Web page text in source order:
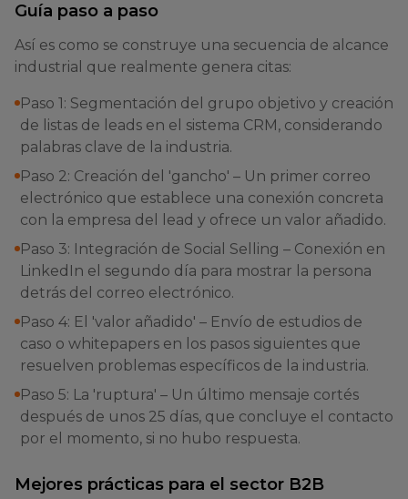
Guía paso a paso
Así es como se construye una secuencia de alcance
industrial que realmente genera citas:
Paso 1: Segmentación del grupo objetivo y creación
de listas de leads en el sistema CRM, considerando
palabras clave de la industria.
Paso 2: Creación del 'gancho' – Un primer correo
electrónico que establece una conexión concreta
con la empresa del lead y ofrece un valor añadido.
Paso 3: Integración de Social Selling – Conexión en
LinkedIn el segundo día para mostrar la persona
detrás del correo electrónico.
Paso 4: El 'valor añadido' – Envío de estudios de
caso o whitepapers en los pasos siguientes que
resuelven problemas específicos de la industria.
Paso 5: La 'ruptura' – Un último mensaje cortés
después de unos 25 días, que concluye el contacto
por el momento, si no hubo respuesta.
Mejores prácticas para el sector B2B